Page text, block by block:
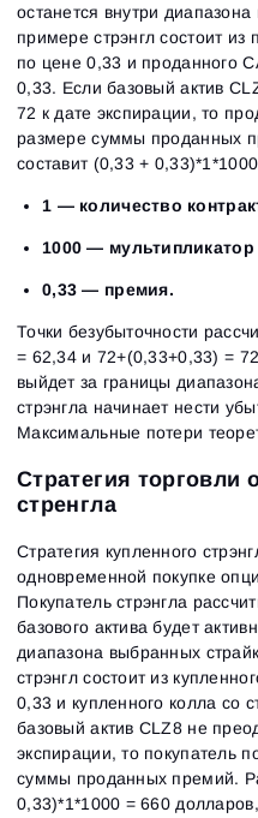
останется внутри
примере стрэнгл состоит из
по цене 0,33 и проданного
0,33. Если базовый актив
72 к дате экспирации, то
размере суммы проданных
составит (0,33 +
1 — количество
1000 —
0,33 — премия.
Точки безубыточности
= 62,34 и 72+(0,33+0,33) =
выйдет за границы
стрэнгла начинает нести
Максимальные потери
Стратегия
стренгла
Стратегия купленного
одновременной покупке
Покупатель стрэнгла
базового актива будет
диапазона выбранных
стрэнгл состоит из
0,33 и купленного колла со
базовый актив CLZ8 не
экспирации, то покупатель
суммы проданных премий.
0,33)*1*1000 = 660 долларов,
Восстановить
Введи адрес
ссылку для создания
Email
Я хочу получать